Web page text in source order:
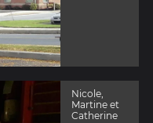
Nicole,
Martine et
Catherine